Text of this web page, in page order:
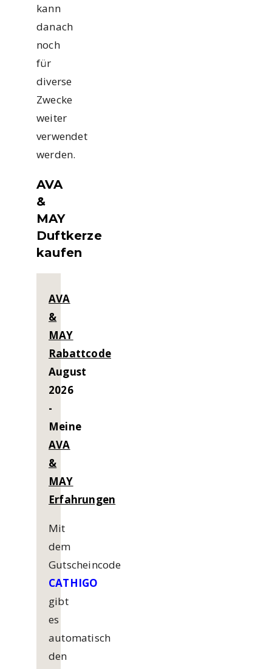
kann
danach
noch
für
diverse
Zwecke
weiter
verwendet
werden.
AVA
&
MAY
Duftkerze
kaufen
AVA
&
MAY
Rabattcode
August
2026
-
Meine
AVA
&
MAY
Erfahrungen
Mit
dem
Gutscheincode
CATHIGO
gibt
es
automatisch
den